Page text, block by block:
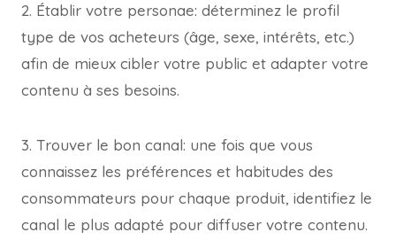
2. Établir votre personae: déterminez le profil
type de vos acheteurs (âge, sexe, intérêts, etc.)
afin de mieux cibler votre public et adapter votre
contenu à ses besoins.
3. Trouver le bon canal: une fois que vous
connaissez les préférences et habitudes des
consommateurs pour chaque produit, identifiez le
canal le plus adapté pour diffuser votre contenu.